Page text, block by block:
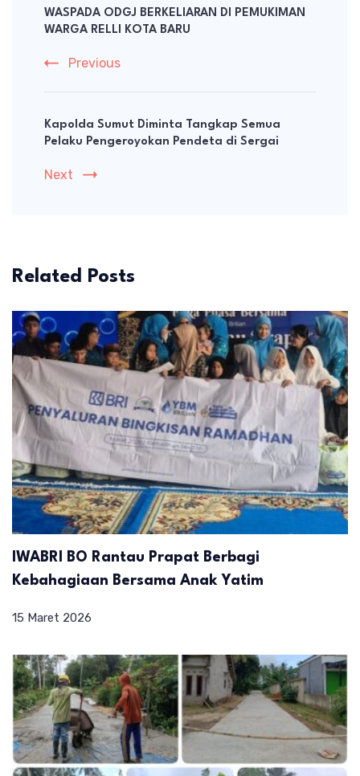
Navigation
WASPADA ODGJ BERKELIARAN DI PEMUKIMAN
WARGA RELLI KOTA BARU
Previous
Kapolda Sumut Diminta Tangkap Semua
Pelaku Pengeroyokan Pendeta di Sergai
Next
Related Posts
IWABRI BO Rantau Prapat Berbagi
Kebahagiaan Bersama Anak Yatim
15 Maret 2026